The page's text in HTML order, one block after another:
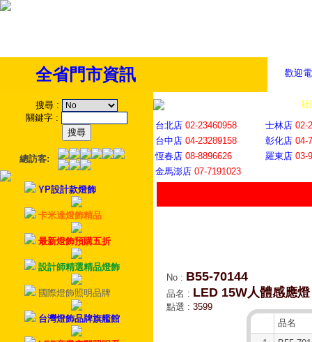
歡迎
全省門市資訊
搜尋 :
關鍵字 :
總訪客:
YP設計款燈飾
卡米達燈飾精品
最新燈飾預購五折
設計師精選精品燈飾
國際燈飾照明品牌
台灣燈飾品牌旗艦館
社
台北店 02-23460958 士林店 02-
台中店 04-23289158 彰化店 04-
恆春店 08-8896626 羅東店 03-
金馬澎店 07-7191023
No : B55-70144
品名 : LED 15W人體感應燈
點選 : 3599
品名